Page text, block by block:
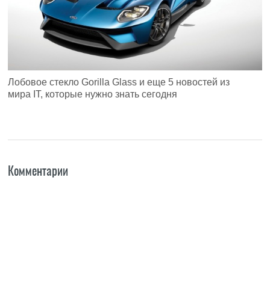
Лобовое стекло Gorilla Glass и еще 5 новостей из
мира IT, которые нужно знать сегодня
Комментарии